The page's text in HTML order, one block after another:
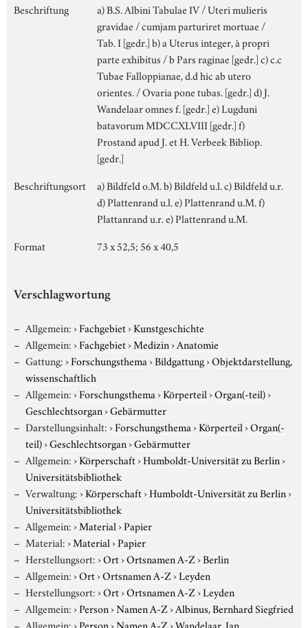
Beschriftung
a) B.S. Albini Tabulae IV / Uteri mulieris
gravidae / cumjam parturiret mortuae /
Tab. I [gedr.] b) a Uterus integer, à propri
parte exhibitus / b Pars raginae [gedr.] c) c.c
Tubae Falloppianae, d.d hic ab utero
orientes. / Ovaria pone tubas. [gedr.] d) J.
Wandelaar omnes f. [gedr.] e) Lugduni
batavorum MDCCXLVIII [gedr.] f)
Prostand apud J. et H. Verbeek Bibliop.
[gedr.]
Beschriftungsort
a) Bildfeld o.M. b) Bildfeld u.l. c) Bildfeld u.r.
d) Plattenrand u.l. e) Plattenrand u.M. f)
Plattanrand u.r. e) Plattenrand u.M.
Format
73 x 52,5; 56 x 40,5
Verschlagwortung
Allgemein:›Fachgebiet›Kunstgeschichte
Allgemein:›Fachgebiet›Medizin›Anatomie
Gattung:›Forschungsthema›Bildgattung›Objektdarstellung,
wissenschaftlich
Allgemein:›Forschungsthema›Körperteil›Organ(-teil)›
Geschlechtsorgan›Gebärmutter
Darstellungsinhalt:›Forschungsthema›Körperteil›Organ(-
teil)›Geschlechtsorgan›Gebärmutter
Allgemein:›Körperschaft›Humboldt-Universität zu Berlin›
Universitätsbibliothek
Verwaltung:›Körperschaft›Humboldt-Universität zu Berlin›
Universitätsbibliothek
Allgemein:›Material›Papier
Material:›Material›Papier
Herstellungsort:›Ort›Ortsnamen A-Z›Berlin
Allgemein:›Ort›Ortsnamen A-Z›Leyden
Herstellungsort:›Ort›Ortsnamen A-Z›Leyden
Allgemein:›Person›Namen A-Z›Albinus, Bernhard Siegfried
Allgemein:›Person›Namen A-Z›Wandelaar, Jan